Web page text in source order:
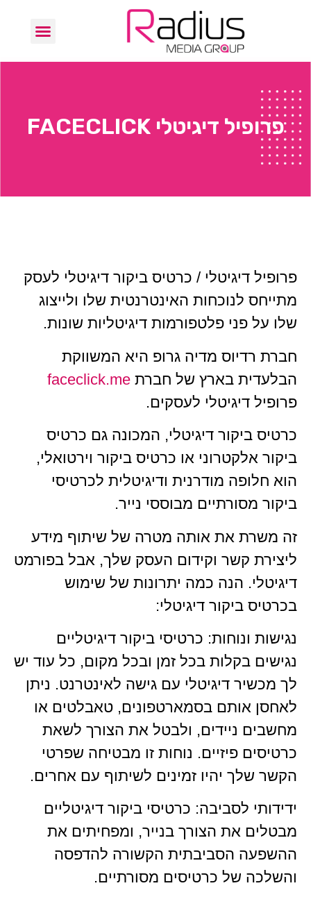
פרופיל דיגיטלי FACECLICK
פרופיל דיגיטלי / כרטיס ביקור דיגיטלי לעסק
מתייחס לנוכחות האינטרנטית שלו ולייצוג
שלו על פני פלטפורמות דיגיטליות שונות.
חברת רדיוס מדיה גרופ היא המשווקת
הבלעדית בארץ של חברת faceclick.me
פרופיל דיגיטלי לעסקים.
כרטיס ביקור דיגיטלי, המכונה גם כרטיס
ביקור אלקטרוני או כרטיס ביקור וירטואלי,
הוא חלופה מודרנית ודיגיטלית לכרטיסי
ביקור מסורתיים מבוססי נייר.
זה משרת את אותה מטרה של שיתוף מידע
ליצירת קשר וקידום העסק שלך, אבל בפורמט
דיגיטלי. הנה כמה יתרונות של שימוש
בכרטיס ביקור דיגיטלי:
נגישות ונוחות: כרטיסי ביקור דיגיטליים
נגישים בקלות בכל זמן ובכל מקום, כל עוד יש
לך מכשיר דיגיטלי עם גישה לאינטרנט. ניתן
לאחסן אותם בסמארטפונים, טאבלטים או
מחשבים ניידים, ולבטל את הצורך לשאת
כרטיסים פיזיים. נוחות זו מבטיחה שפרטי
הקשר שלך יהיו זמינים לשיתוף עם אחרים.
ידידותי לסביבה: כרטיסי ביקור דיגיטליים
מבטלים את הצורך בנייר, ומפחיתים את
ההשפעה הסביבתית הקשורה להדפסה
והשלכה של כרטיסים מסורתיים.